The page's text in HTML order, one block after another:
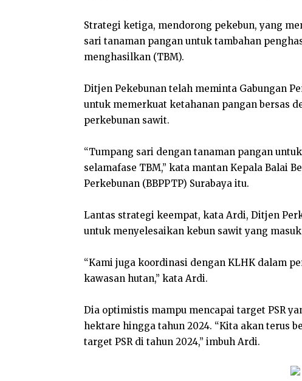
Strategi ketiga, mendorong pekebun, yang
sari tanaman pangan untuk tambahan
menghasilkan (TBM).
Ditjen Pekebunan telah meminta Gabungan
untuk memerkuat ketahanan pangan bersas
perkebunan sawit.
“Tumpang sari dengan tanaman pangan
selamafase TBM,” kata mantan Kepala Balai
Perkebunan (BBPPTP) Surabaya itu.
Lantas strategi keempat, kata Ardi, Ditjen
untuk menyelesaikan kebun sawit yang
“Kami juga koordinasi dengan KLHK dalam
kawasan hutan,” kata Ardi.
Dia optimistis mampu mencapai target PSR
hektare hingga tahun 2024. “Kita akan terus
target PSR di tahun 2024,” imbuh Ardi.